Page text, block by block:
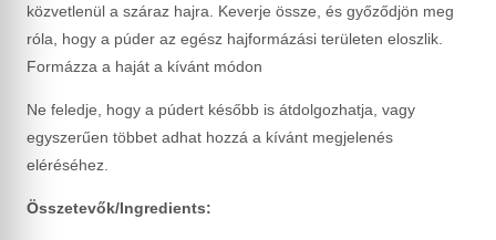
közvetlenül a száraz hajra. Keverje össze, és győződjön meg
róla, hogy a púder az egész hajformázási területen eloszlik.
Formázza a haját a kívánt módon
Ne feledje, hogy a púdert később is átdolgozhatja, vagy
egyszerűen többet adhat hozzá a kívánt megjelenés
eléréséhez.
Összetevők/Ingredients: